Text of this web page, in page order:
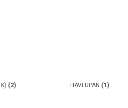
(2) HAVLUPAN (1)